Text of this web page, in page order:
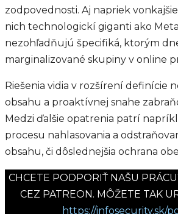
zodpovednosti. Aj napriek
nich technologickí giganti ako
nezohľadňujú špecifiká, ktorým
marginalizované skupiny v online
Riešenia vidia v rozšírení definície
obsahu a proaktívnej snahe
Medzi ďalšie opatrenia patrí
procesu nahlasovania a
obsahu, či dôslednejšia ochrana
CHCETE PODPORIŤ NAŠU
CEZ PATREON. MÔŽETE TAK
https://infosecurity.sk/